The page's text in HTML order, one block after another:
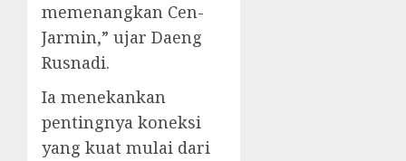
memenangkan Cen-
Jarmin,” ujar Daeng
Rusnadi.
Ia menekankan
pentingnya koneksi
yang kuat mulai dari